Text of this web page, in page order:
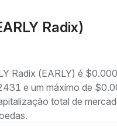
Radix)
Radix (EARLY) é
e um máximo de
total de